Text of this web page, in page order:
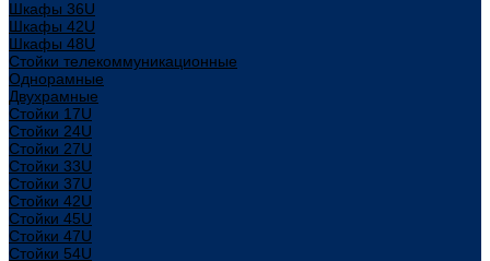
Шкафы 36U
Шкафы 42U
Шкафы 48U
Стойки телекоммуникационные
Однорамные
Двухрамные
Стойки 17U
Стойки 24U
Стойки 27U
Стойки 33U
Стойки 37U
Стойки 42U
Стойки 45U
Стойки 47U
Стойки 54U